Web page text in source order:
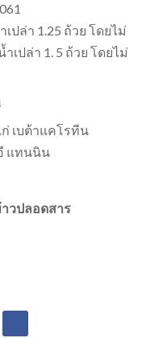
ปล่า 1.25 ถ้วย โดยไม่
เปล่า 1. 5 ถ้วย โดยไม่
เบต้าแคโรทีน
แทนนิน
วปลอดสาร